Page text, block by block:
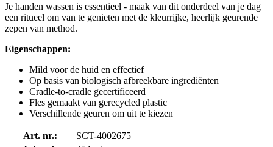
Je handen wassen is essentieel - maak van dit onderdeel van je dag
een ritueel om van te genieten met de kleurrijke, heerlijk geurende
zepen van method.
Eigenschappen:
Mild voor de huid en effectief
Op basis van biologisch afbreekbare ingrediënten
Cradle-to-cradle gecertificeerd
Fles gemaakt van gerecycled plastic
Verschillende geuren om uit te kiezen
Art. nr.:
SCT-4002675